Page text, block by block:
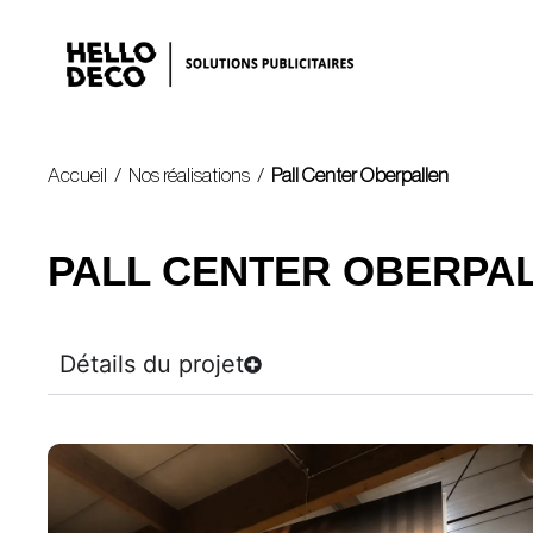
Accueil / Nos réalisations / Pall Center Oberpallen
PALL CENTER
Détails du projet